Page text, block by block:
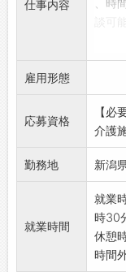
仕事内容
務希
・食
・盛
・食
・厨
変更
雇用形態
応募資格
【必
介護
勤務地 新潟
就業時間
就業
時30
休憩
時間